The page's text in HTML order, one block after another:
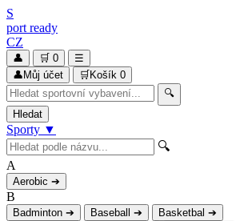
S
port ready
CZ
👤 🛒 0
☰
👤 Můj účet 🛒 Košík 0
🔍
Hledat
Sporty ▼
🔍
A
Aerobic ➔
B
Badminton ➔ Baseball ➔ Basketbal ➔